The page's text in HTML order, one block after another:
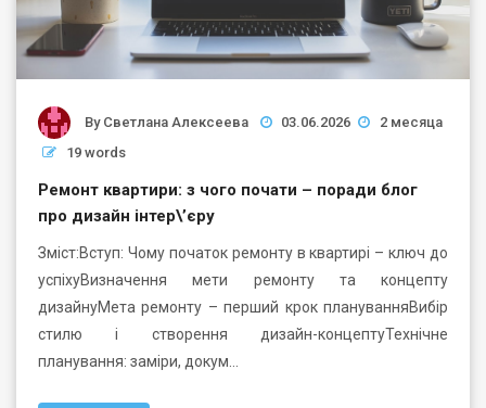
By Светлана Алексеева 03.06.2026
2 месяца
19 words
Ремонт квартири: з чого почати – поради блог
про дизайн інтер\’єру
Зміст:Вступ: Чому початок ремонту в квартирі – ключ до
успіхуВизначення мети ремонту та концепту
дизайнуМета ремонту – перший крок плануванняВибір
стилю і створення дизайн-концептуТехнічне
планування: заміри, докум…